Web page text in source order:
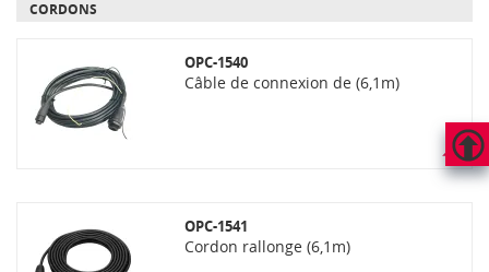
HAUT
CORDONS
OPC-1540
Câble de connexion de (6,1m)
OPC-1541
Cordon rallonge (6,1m)